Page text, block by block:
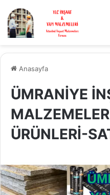
Anasayfa
ÜMRANİYE
ÜRÜNLERİ-